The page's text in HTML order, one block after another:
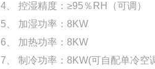
4、 控湿精度：≥95％RH（可调）
5、 加湿功率：8KW
6、 加热功率：8KW
7、 制冷功率：8KW(可自配单冷空